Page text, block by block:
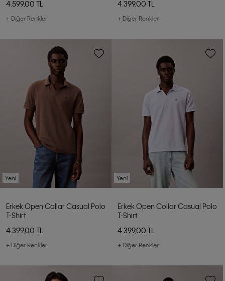
4.599,00 TL
+ Diğer Renkler
4.399,00 TL
+ Diğer Renkler
Yeni
Erkek Open Collar Casual Polo
T-Shirt
4.399,00 TL
+ Diğer Renkler
Yeni
Erkek Open Collar Casual Polo
T-Shirt
4.399,00 TL
+ Diğer Renkler